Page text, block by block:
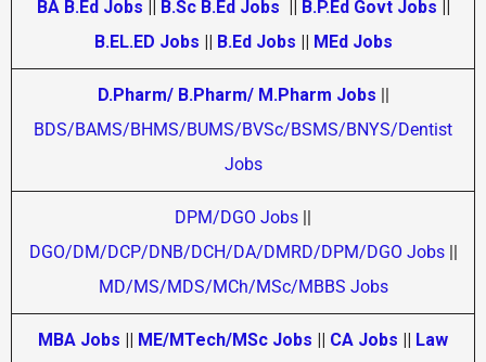
BA B.Ed Jobs B.Sc B.Ed Jobs B.P.Ed Govt Jobs
B.EL.ED Jobs || B.Ed Jobs || MEd Jobs
D.Pharm/ B.Pharm/ M.Pharm Jobs ||
BDS/BAMS/BHMS/BUMS/BVSc/BSMS/BNYS/Dentist
Jobs
DPM/DGO Jobs ||
DGO/DM/DCP/DNB/DCH/DA/DMRD/DPM/DGO Jobs||
MD/MS/MDS/MCh/MSc/MBBS Jobs
MBA Jobs || ME/MTech/MSc Jobs || CA Jobs || Law